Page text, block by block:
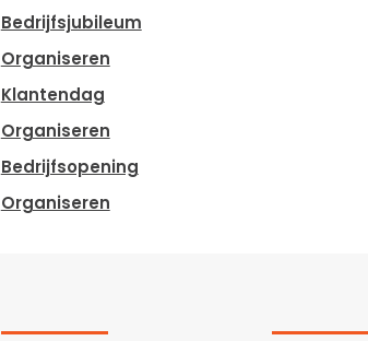
Bedrijfsjubileum
Organiseren
Klantendag
Organiseren
Bedrijfsopening
Organiseren